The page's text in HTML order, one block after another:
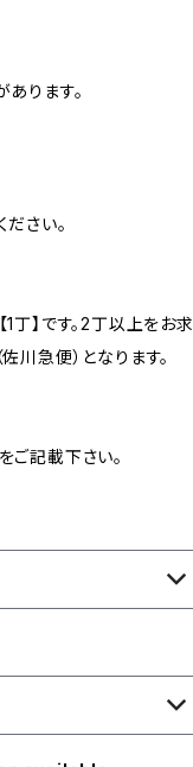
ります。
さい。
丁】です。2丁以上をお求
川急便）となります。
記載下さい。